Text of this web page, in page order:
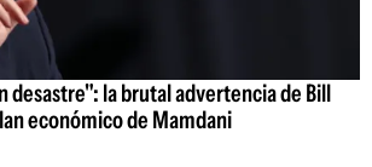
desastre": la brutal advertencia de Bill
económico de Mamdani